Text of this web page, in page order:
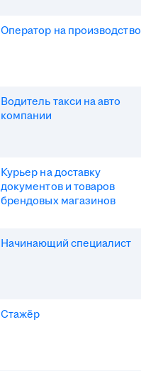
Оператор на производство
Водитель такси на авто
компании
Курьер на доставку
документов и товаров
брендовых магазинов
Начинающий специалист
Стажёр